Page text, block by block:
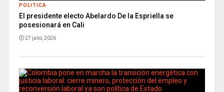
POLITICA
El presidente electo Abelardo De la Espriella se
posesionará en Cali
27 julio, 2026